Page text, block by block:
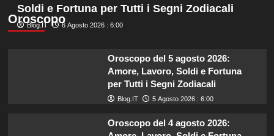
Oroscopo
Soldi e Fortuna per Tutti i Segni Zodiacali
Blog.IT 6 Agosto 2026 : 6:00
Oroscopo del 5 agosto 2026:
Amore, Lavoro, Soldi e Fortuna
per Tutti i Segni Zodiacali
Blog.IT 5 Agosto 2026 : 6:00
Oroscopo del 4 agosto 2026: